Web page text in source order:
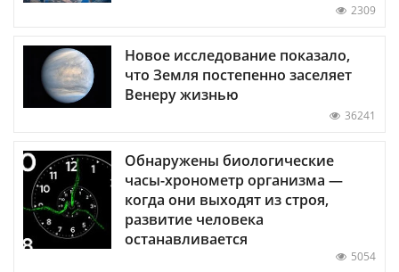
2309
Новое исследование показало,
что Земля постепенно заселяет
Венеру жизнью
36241
Обнаружены биологические
часы-хронометр организма —
когда они выходят из строя,
развитие человека
останавливается
5054